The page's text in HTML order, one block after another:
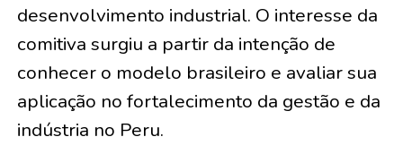
desenvolvimento industrial. O interesse da
comitiva surgiu a partir da intenção de
conhecer o modelo brasileiro e avaliar sua
aplicação no fortalecimento da gestão e da
indústria no Peru.